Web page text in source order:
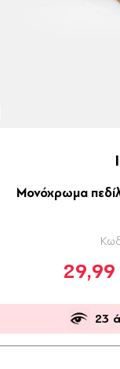
Μονόχρωμα
29,99
23